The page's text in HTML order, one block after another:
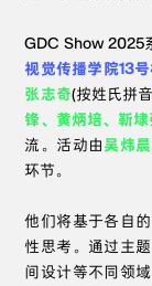
GDC Show 2025
视觉传播学院13号
张志奇(按姓氏拼
锋、黄炳培、靳埭
流。活动由吴炜晨
环节。
他们将基于各自
性思考。通过主
间设计等不同领